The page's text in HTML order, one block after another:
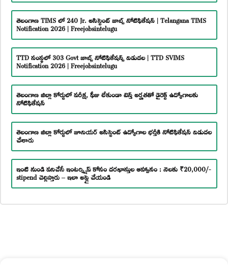
తెలంగాణ TIMS లో 240 Jr. అసిస్టెంట్ జాబ్స్ నోటిఫికేషన్ | Telangana TIMS
Notification 2026 | Freejobsintelugu
TTD సంస్థలో 303 Govt జాబ్స్ నోటిఫికేషన్స్ విడుదల | TTD SVIMS
Notification 2026 | Freejobsintelugu
తెలంగాణ జిల్లా కోర్టులో పరీక్ష, ఫీజు లేకుండా టెన్త్ అర్హతతో డైరెక్ట్ ఉద్యోగాలకు
నోటిఫికేషన్
తెలంగాణ జిల్లా కోర్టులో జూనియర్ అసిస్టెంట్ ఉద్యోగాల భర్తీకి నోటిఫికేషన్ విడుదల
చేశారు
ఇంటి నుండి పనిచేసే ఇంటర్న్షిప్ కోసం దరఖాస్తుల ఆహ్వానం : నెలకు ₹20,000/-
stipend చెల్లిస్తారు – ఇలా అప్లై చేయండి